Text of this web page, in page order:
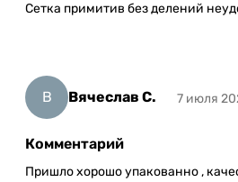
Сетка примитив без делений
В Вячеслав С. 7 июля
Комментарий
Пришло хорошо упакованно ,